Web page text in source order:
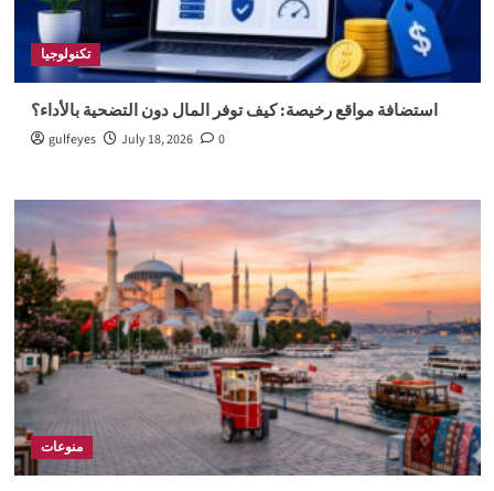
تكنولوجيا
استضافة مواقع رخيصة: كيف توفر المال دون التضحية بالأداء؟
gulfeyes July 18, 2026 0
منوعات